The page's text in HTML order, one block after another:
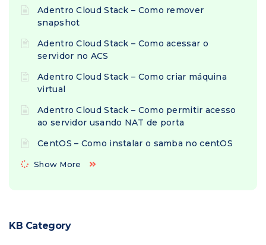
Adentro Cloud Stack – Como remover
snapshot
Adentro Cloud Stack – Como acessar o
servidor no ACS
Adentro Cloud Stack – Como criar máquina
virtual
Adentro Cloud Stack – Como permitir acesso
ao servidor usando NAT de porta
CentOS – Como instalar o samba no centOS
Show More
KB Category